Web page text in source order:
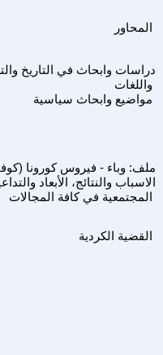
دراسات وابحاث في التاريخ
واللغات
مواضيع وابحاث سياسية
الاسباب والنتائج، الأبعاد
المجتمعية في كافة المجالات
القضية الكردية